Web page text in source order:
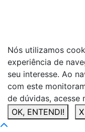
Nós utilizamos
experiência de
seu interesse. Ao
com este
de dúvidas, acesse
OK, ENTENDI!
X